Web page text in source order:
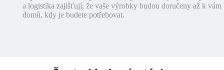
a logistika zajišťují, že vaše výrobky budou doručeny až k vám
domů, kdy je budete potřebovat.